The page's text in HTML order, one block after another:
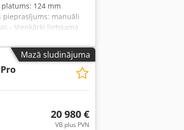
124 mm
pieprasījums: manuāli
- Vienkārši lietojama
locīšanas leņķis ar
atvēruma platums
darbiem - Ātra un
sviru
Mazā sludinājuma
20 980 €
VB plus PVN